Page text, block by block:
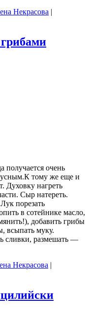
Некрасова
получается очень
тому же еще и
Духовку нагреть
Сыр натереть.
порезать
в сотейнике масло,
добавить грибы
всыпать муку.
сливки, размешать —
Некрасова |